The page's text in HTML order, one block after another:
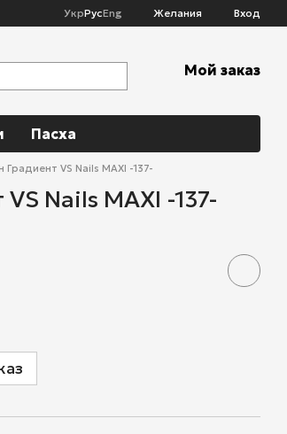
УкрРусEng Желания Вход
Мой заказ
Пасха
VS Nails MAXI -137-
Nails MAXI -137-